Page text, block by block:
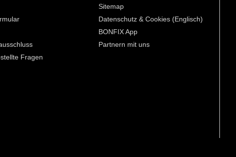
Fragen
Sitemap
Datenschutz & Cookies (Englisch)
BONFIX App
Partnern mit uns